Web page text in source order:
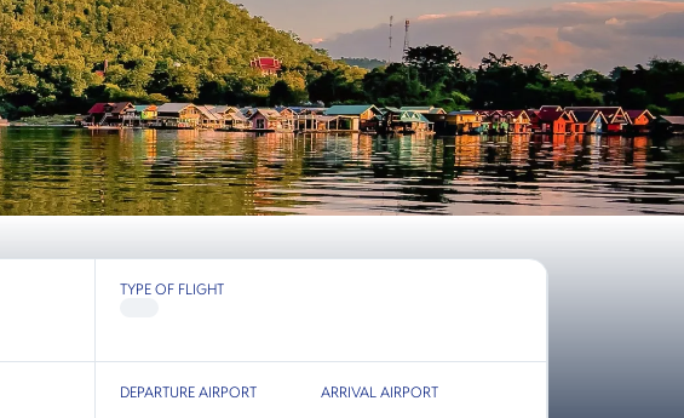
TYPE OF FLIGHT
DEPARTURE AIRPORT ARRIVAL AIRPORT